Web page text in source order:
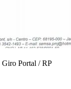
Giro Portal / RP